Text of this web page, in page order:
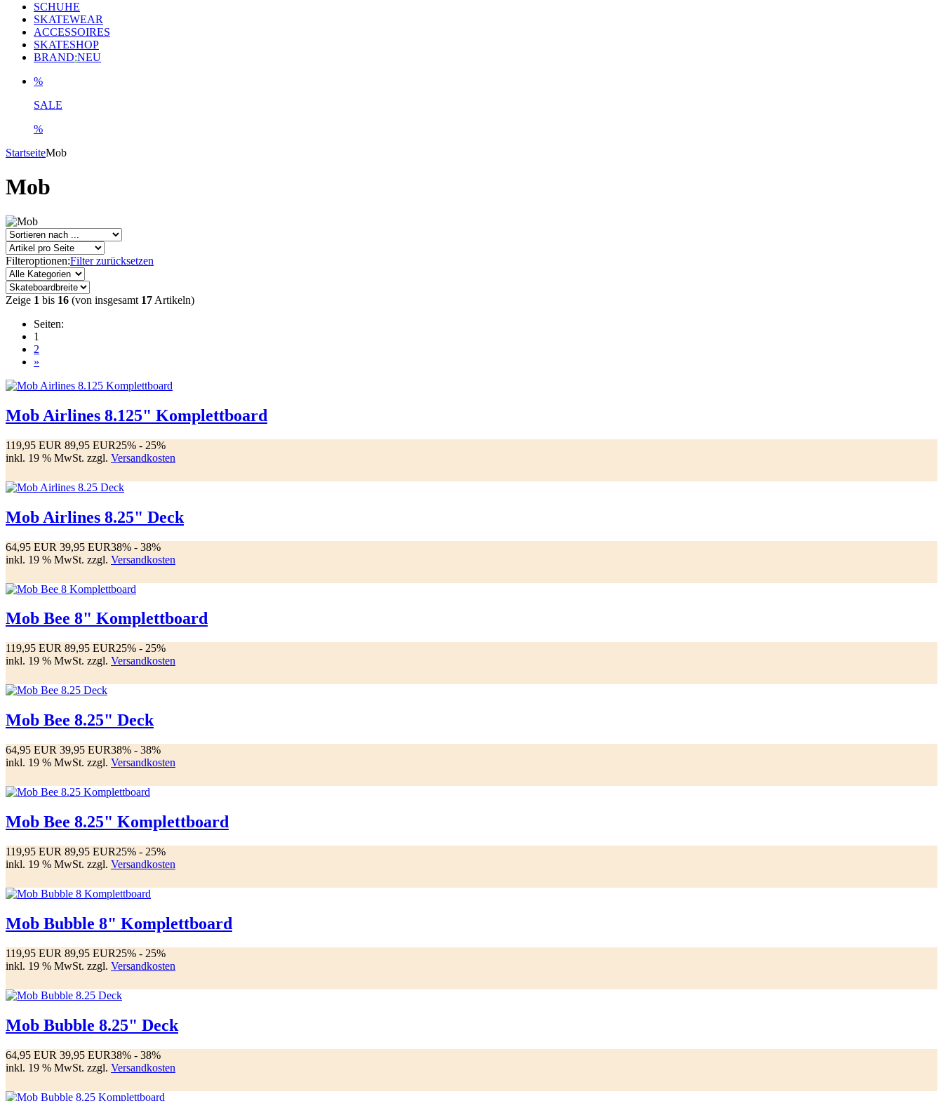
SCHUHE
SKATEWEAR
ACCESSOIRES
SKATESHOP
BRAND:NEU
%
SALE
%
StartseiteMob
Mob
Filteroptionen:Filter zurücksetzen
Zeige 1 bis 16 (von insgesamt 17 Artikeln)
Seiten:
1
2
»
Mob Airlines 8.125" Komplettboard
119,95 EUR 89,95 EUR25% - 25%
inkl. 19 % MwSt. zzgl. Versandkosten
Mob Airlines 8.25" Deck
64,95 EUR 39,95 EUR38% - 38%
inkl. 19 % MwSt. zzgl. Versandkosten
Mob Bee 8" Komplettboard
119,95 EUR 89,95 EUR25% - 25%
inkl. 19 % MwSt. zzgl. Versandkosten
Mob Bee 8.25" Deck
64,95 EUR 39,95 EUR38% - 38%
inkl. 19 % MwSt. zzgl. Versandkosten
Mob Bee 8.25" Komplettboard
119,95 EUR 89,95 EUR25% - 25%
inkl. 19 % MwSt. zzgl. Versandkosten
Mob Bubble 8" Komplettboard
119,95 EUR 89,95 EUR25% - 25%
inkl. 19 % MwSt. zzgl. Versandkosten
Mob Bubble 8.25" Deck
64,95 EUR 39,95 EUR38% - 38%
inkl. 19 % MwSt. zzgl. Versandkosten